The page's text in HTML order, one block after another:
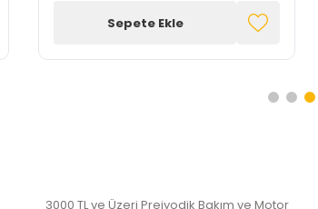
Sepete Ekle
3000 TL ve Üzeri Preiyodik Bakım ve Motor